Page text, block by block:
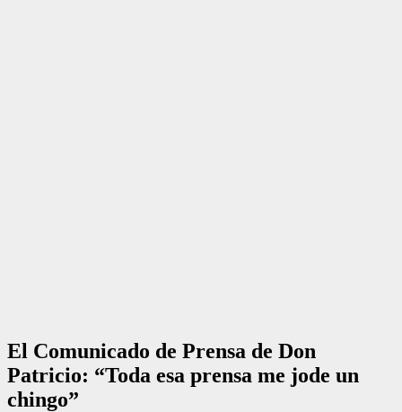
El Comunicado de Prensa de Don
Patricio: “Toda esa prensa me jode un
chingo”